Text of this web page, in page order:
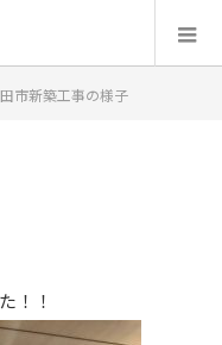
市新築工事の様子
！！